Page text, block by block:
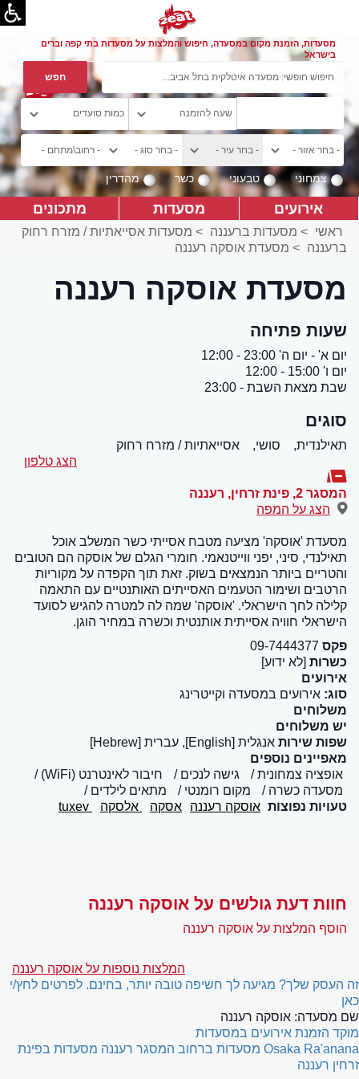
מסעדות, הזמנת מקום במסעדה, חיפוש והמלצות על מסעדות בתי קפה וברים
בישראל
צמחוני טבעוני כשר מהדרין
אירועים מסעדות מתכונים
ראשי > מסעדות ברעננה > מסעדות אסייאתיות / מזרח רחוק
ברעננה > מסעדת אוסקה רעננה
מסעדת אוסקה רעננה
שעות פתיחה
יום א' - יום ה' 23:00 - 12:00
יום ו' 15:00 - 12:00
שבת מצאת השבת - 23:00
סוגים
תאילנדית, סושי,
אסייאתיות / מזרח רחוק
הצג טלפון
המסגר 2, פינת זרחין , רעננה
הצג על המפה
מסעדת 'אוסקה' מציעה מטבח אסייתי כשר המשלב אוכל
תאילנדי, סיני, יפני ווייטנאמי. חומרי הגלם של אוסקה הם הטובים
והטריים ביותר הנמצאים בשוק. זאת תוך הקפדה על מקוריות
הרטבים ושימור הטעמים האסייתים האותנטיים עם התאמה
קלילה לחך הישראלי. 'אוסקה' שמה לה למטרה להגיש לסועד
הישראלי חוויה אסייתית אותנטית וכשרה במחיר הוגן.
פקס 09-7444377
כשרות [לא ידוע]
אירועים
סוג: אירועים במסעדה וקייטרינג
משלוחים
יש משלוחים
שפות שירות אנגלית [English], עברית [Hebrew]
מאפיינים נוספים
אופציה צמחונית
גישה לנכים
חיבור לאינטרנט (WiFi)
מסעדה כשרה
מקום רומנטי
מתאים לילדים
טעויות נפוצות אוסקה רעננה אסקה אלסקה
חוות דעת גולשים על אוסקה רעננה
הוסף המלצות על אוסקה רעננה
המלצות נוספות על אוסקה רעננה
זה העסק שלך? מגיעה לך חשיפה טובה יותר, בחינם. לפרטים לחץ/י
כאן
שם מסעדה: אוסקה רעננה
מוקד הזמנת אירועים במסעדות
Osaka Ra'anana מסעדות ברחוב המסגר רעננה מסעדות בפינת
זרחין רעננה